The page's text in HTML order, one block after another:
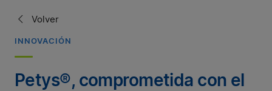
Volver
INNOVACIÓN
Petys®, comprometida con el